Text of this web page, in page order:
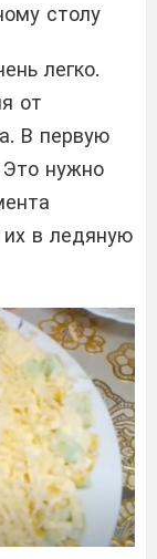
столу
легко.
от
В первую
Это нужно
их в ледяную